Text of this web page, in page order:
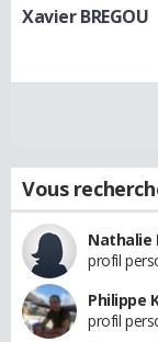
Xavier BREGOU
Vous
Nathalie
profil
Philippe
profil